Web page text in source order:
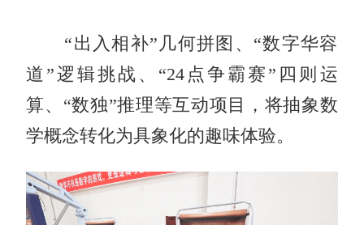
“出入相补”几何拼图、“数字华容
道”逻辑挑战、“24点争霸赛”四则运
算、“数独”推理等互动项目，将抽象数
学概念转化为具象化的趣味体验。